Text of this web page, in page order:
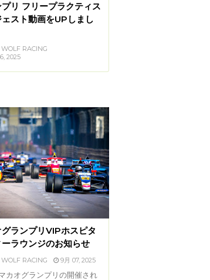
リ フリープラクティス
スト動画をUPしまし
WOLF RACING
2025
ランプリVIPホスピタ
ーラウンジのお知らせ
WOLF RACING 9月 07, 2025
カオグランプリの開催され